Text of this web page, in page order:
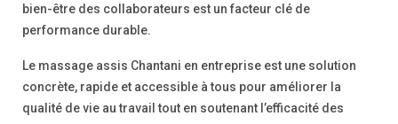
bien-être des collaborateurs est un facteur clé de
performance durable.
Le massage assis Chantani en entreprise est une solution
concrète, rapide et accessible à tous pour améliorer la
qualité de vie au travail tout en soutenant l’efficacité des